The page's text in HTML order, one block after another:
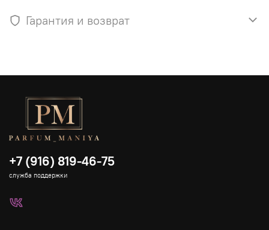
Гарантия и возврат
+7 (916) 819-46-75
служба поддержки